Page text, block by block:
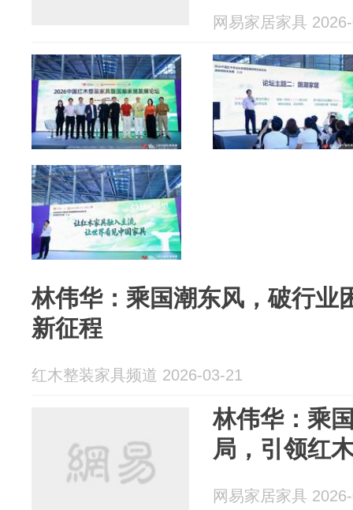
网易家居家具
林伟华：乘国潮东风，破行业
新征程
红木整装家具频道 2026-03-21
林伟华：乘
局，引领红
网易家居家具